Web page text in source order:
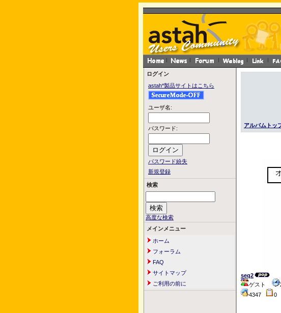
ログイン
astah*製品サイトはこちら
ユーザ名:
パスワード:
パスワード紛失
新規登録
検索
高度な検索
メインメニュー
ホーム
フォーラム
FAQ
サイトマップ
ご利用の前に
アルバムトッ
seq2
ゲスト
4347
0